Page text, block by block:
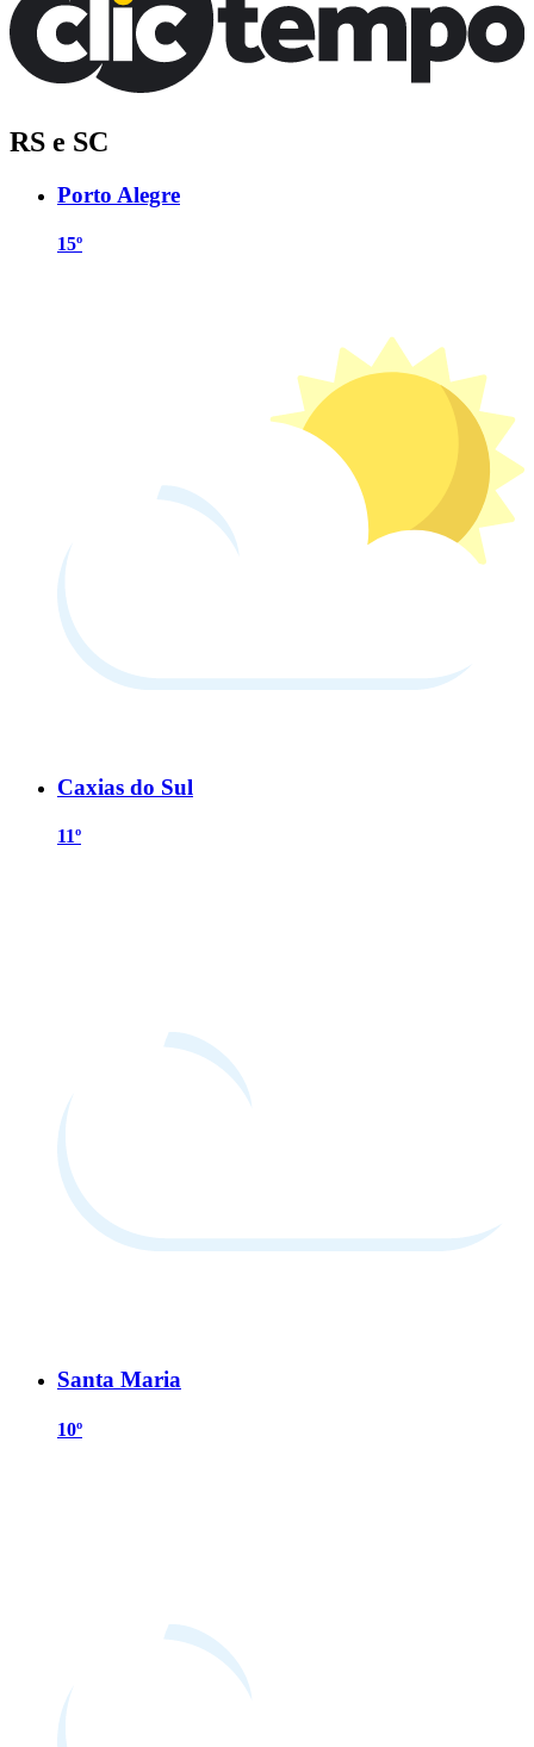
RS e SC
Porto Alegre
15º
Caxias do Sul
11º
Santa Maria
10º